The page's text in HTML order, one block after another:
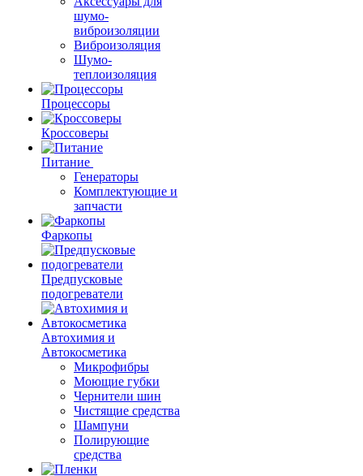
шумо-
виброизоляции
Виброизоляция
Шумо-
теплоизоляция
Процессоры
Кроссоверы
Питание
Генераторы
Комплектующие и
запчасти
Фаркопы
Предпусковые
подогреватели
Автохимия и
Автокосметика
Микрофибры
Моющие губки
Чернители шин
Чистящие средства
Шампуни
Полирующие
средства